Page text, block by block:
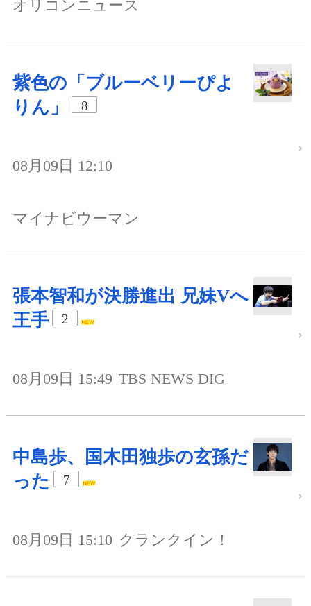
オリコンニュース
紫色の「ブルーベリーぴよ
りん」
8
08月09日 12:10
マイナビウーマン
張本智和が決勝進出 兄妹Vへ
王手
2
08月09日 15:49 TBS NEWS DIG
中島歩、国木田独歩の玄孫だ
った
7
08月09日 15:10 クランクイン！